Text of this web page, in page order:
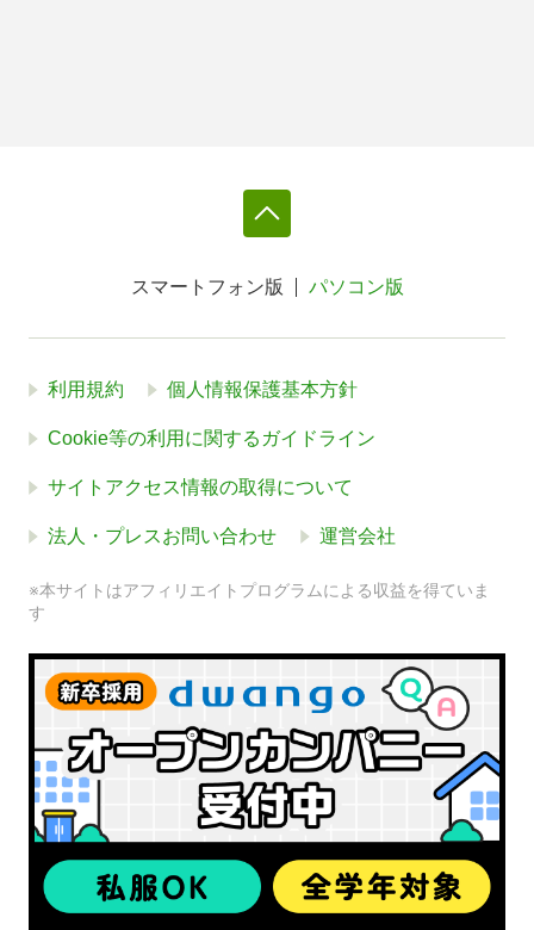
スマートフォン版 パソコン版
利用規約 個人情報保護基本方針
Cookie等の利用に関するガイドライン
サイトアクセス情報の取得について
法人・プレスお問い合わせ 運営会社
※本サイトはアフィリエイトプログラムによる収益を得ていま
す